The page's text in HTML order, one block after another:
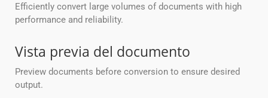
Efficiently convert large volumes of documents with high
performance and reliability.
Vista previa del documento
Preview documents before conversion to ensure desired
output.